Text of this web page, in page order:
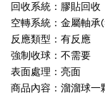
回收系統：膠貼回收
空轉系統：金屬軸承
反應類型：有反應
強制收球：不需要
表面處理：亮面
商品內容：溜溜球一